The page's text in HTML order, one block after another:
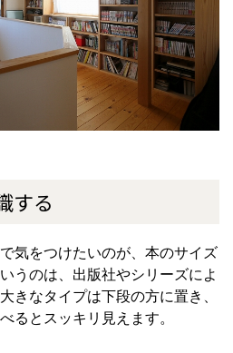
する
気をつけたいのが、本のサイズ
うのは、出版社やシリーズによ
きなタイプは下段の方に置き、
るとスッキリ見えます。